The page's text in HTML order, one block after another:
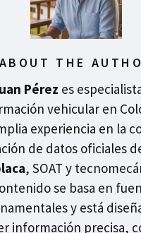
ABOUT THE
Pérez es
vehicular en
experiencia en la
de datos oficiales
, SOAT y
se basa en
y está
información precisa,